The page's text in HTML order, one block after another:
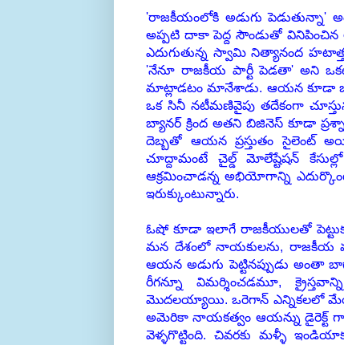
'రాజకీయంలోకి అడుగు
అప్పటి దాకా పెద్ద సౌండుతో
ఎదుగుతున్న స్వామి నిత్యానంద
'నేనూ రాజకీయ పార్టీ పెడతా' అని ఒకటి
మాట్లాడటం మానేశాడు. ఆయన కూడా ఒక
ఒక సినీ నటీమణివైపు తదేకంగా
బ్యానర్ క్రింద అతని బిజినెస్ కూడా
దెబ్బతో ఆయన ప్రస్తుతం
చూద్దామంటే చైల్డ్ మోలేష్టేషన్
ఆక్రమించాడన్న అభియోగాన్ని
ఇరుక్కుంటున్నారు.
ఓషో కూడా ఇలాగే రాజకీయులతో
మన దేశంలో నాయకులను, రాజకీయ
ఆయన అడుగు పెట్టినప్పుడు
రీగన్నూ విమర్శించడమూ,
మొదలయ్యాయి. ఒరెగాన్ ఎన్నికలలో
అమెరికా నాయకత్వం ఆయన్ను డైరెక్ట్ గా
వెళ్ళగొట్టింది. చివరకు మళ్ళీ